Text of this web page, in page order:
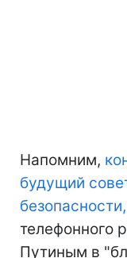
Напомним,
будущий
телефонного
Путиным в